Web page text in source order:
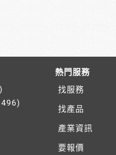
熱門服務
找服務
找產品
產業資訊
要報價